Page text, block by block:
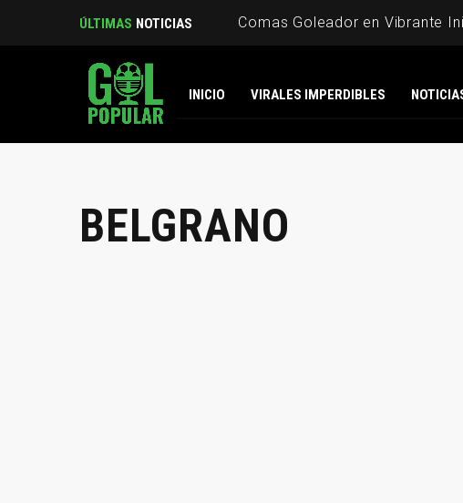
ÚLTIMAS NOTICIAS Comas Goleador en Vibrante
INICIO VIRALES IMPERDIBLES
BELGRANO